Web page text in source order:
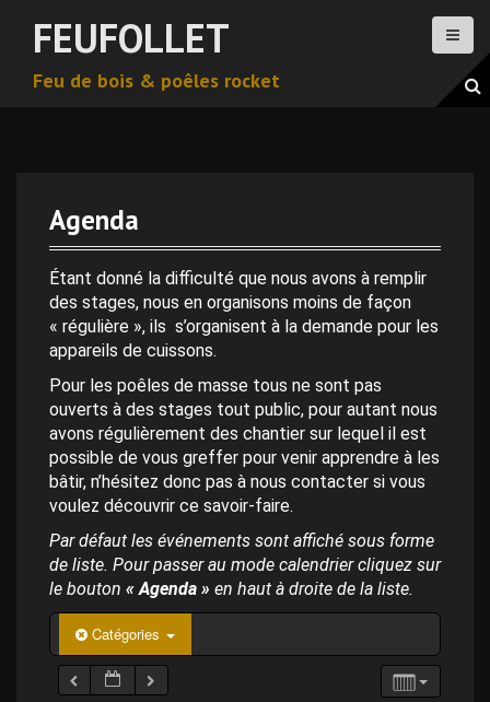
FEUFOLLET
Feu de bois & poêles rocket
Agenda
Étant donné la difficulté que nous avons à remplir
des stages, nous en organisons moins de façon
« régulière », ils s’organisent à la demande pour les
appareils de cuissons.
Pour les poêles de masse tous ne sont pas
ouverts à des stages tout public, pour autant nous
avons régulièrement des chantier sur lequel il est
possible de vous greffer pour venir apprendre à les
bâtir, n’hésitez donc pas à nous contacter si vous
voulez découvrir ce savoir-faire.
Par défaut les événements sont affiché sous forme
de liste. Pour passer au mode calendrier cliquez sur
le bouton « Agenda » en haut à droite de la liste.
Catégories
0 h 00 min
1 h 00 min
2 h 00 min
3 h 00 min
4 h 00 min
5 h 00 min
6 h 00 min